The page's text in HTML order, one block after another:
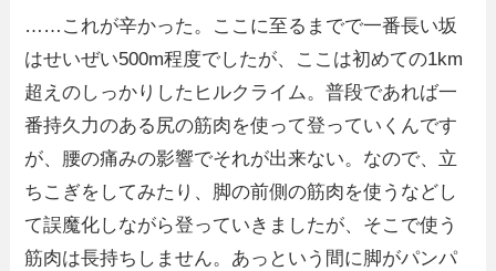
……これが辛かった。ここに至るまでで一番長い坂
はせいぜい500m程度でしたが、ここは初めての1km
超えのしっかりしたヒルクライム。普段であれば一
番持久力のある尻の筋肉を使って登っていくんです
が、腰の痛みの影響でそれが出来ない。なので、立
ちこぎをしてみたり、脚の前側の筋肉を使うなどし
て誤魔化しながら登っていきましたが、そこで使う
筋肉は長持ちしません。あっという間に脚がパンパ